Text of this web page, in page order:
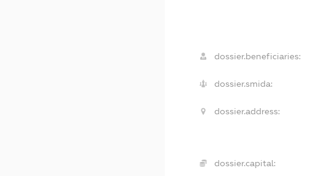
dossier.beneficiaries:
dossier.smida:
dossier.address:
dossier.capital: